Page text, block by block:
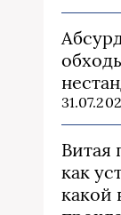
Витая
как
какой